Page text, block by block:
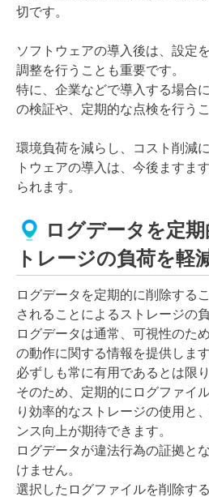
切です。
ソフトウェアの導入後は、設定
調整を行うことも重要です。
特に、企業などで導入する場合
の検証や、定期的な点検を行う
環境負荷を減らし、コスト削減
トウェアの導入は、今後ますま
られます。
ログデータを定
トレージの負荷を軽
ログデータを定期的に削除する
されることによるストレージの
ログデータは通常、可視性のた
の動作に関する情報を提供します
必ずしも常に有用であるとは限り
そのため、定期的にログファイ
り効率的なストレージの使用と
ンス向上が期待できます。
ログデータが違法行為の証拠と
けません。
選択したログファイルを削除す